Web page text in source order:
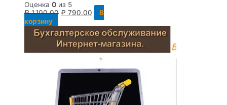
Оценка 0 из 5
₽1,100.00 ₽ 790.00
В
корзину